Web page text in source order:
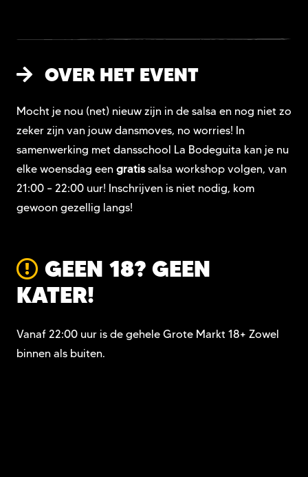
OVER HET EVENT
Mocht je nou (net) nieuw zijn in de salsa en nog niet zo
zeker zijn van jouw dansmoves, no worries! In
samenwerking met dansschool La Bodeguita kan je nu
elke woensdag een gratis salsa workshop volgen, van
21:00 – 22:00 uur! Inschrijven is niet nodig, kom
gewoon gezellig langs!
GEEN 18? GEEN
KATER!
Vanaf 22:00 uur is de gehele Grote Markt 18+ Zowel
binnen als buiten.